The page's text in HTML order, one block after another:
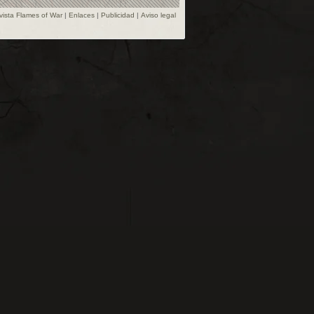
Flames of War | Enlaces | Publicidad | Aviso legal